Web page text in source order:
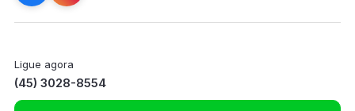
Ligue agora
(45) 3028-8554